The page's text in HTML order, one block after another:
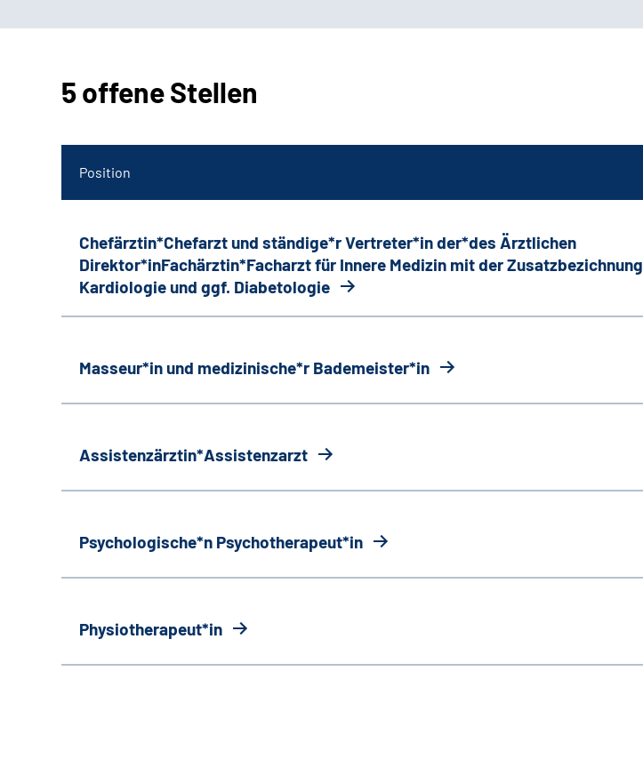
5 offene Stellen
Position
Chefärztin*Chefarzt und ständige*r Vertreter*in der*des Ärztlichen
Direktor*inFachärztin*Facharzt für Innere Medizin mit der Zusatzbezichnung
Kardiologie und ggf. Diabetologie
Masseur*in und medizinische*r Bademeister*in
Assistenzärztin*Assistenzarzt
Psychologische*n Psychotherapeut*in
Physiotherapeut*in